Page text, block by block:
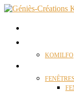
KOMILFO